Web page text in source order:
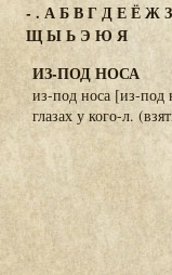
- . АБВГДЕЁЖЗ
ЩЫЬЭ ЮЯ
ИЗ-ПОД НОСА
из-под носа [из-под
глазах у кого-л.